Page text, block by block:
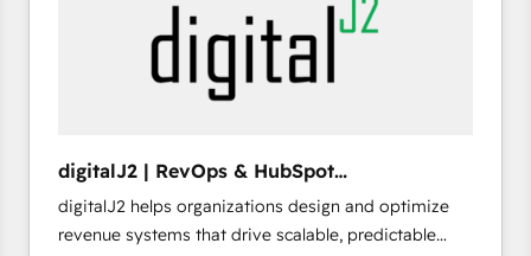
計・導線設計・テンプレート設計をContent Hubで一体
提供。 ▸ 既存CRM・MAからの移行支援：Salesforce・
Marketo・Pardot等からの移行、カスタム設計、履歴
データ移行と活用設計まで。 ▸ AEO対応：ChatGPT・
ンツとサイト構造を最適化。 🏆 なぜ100incを選ぶの
か？ ✓ HubSpot Eliteパートナー認定 ✓ HubSpotアワ
ード受賞・HUGリーダー ✓ ISO27001:2022 /
ISO9001:2015 取得 ✓ 400社以上の導入実績 ✓
buyer journey for clean data, scalability, & reporting.
🎯Demand Gen & ABM: Drive pipeline with inbound,
ABM, AEO, SEO, & paid media. 👩‍💻Web Design:
Build high-performing websites with UX, messaging,
AI, & maximize AEO with tailored AI services. 🧩
Integrations: Extend HubSpot with custom
integrations, hosting, & maintenance.
digitalJ2 | RevOps & HubSpot
Implementations
digitalJ2 helps organizations design and optimize
revenue systems that drive scalable, predictable